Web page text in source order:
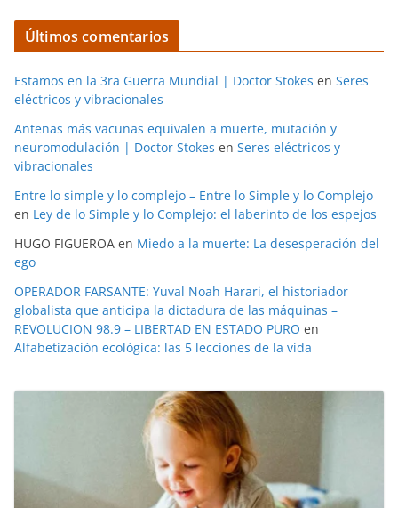
Últimos comentarios
Estamos en la 3ra Guerra Mundial | Doctor Stokes en Seres
eléctricos y vibracionales
Antenas más vacunas equivalen a muerte, mutación y
neuromodulación | Doctor Stokes en Seres eléctricos y
vibracionales
Entre lo simple y lo complejo – Entre lo Simple y lo Complejo
en Ley de lo Simple y lo Complejo: el laberinto de los espejos
HUGO FIGUEROA en Miedo a la muerte: La desesperación del
ego
OPERADOR FARSANTE: Yuval Noah Harari, el historiador
globalista que anticipa la dictadura de las máquinas –
REVOLUCION 98.9 – LIBERTAD EN ESTADO PURO en
Alfabetización ecológica: las 5 lecciones de la vida